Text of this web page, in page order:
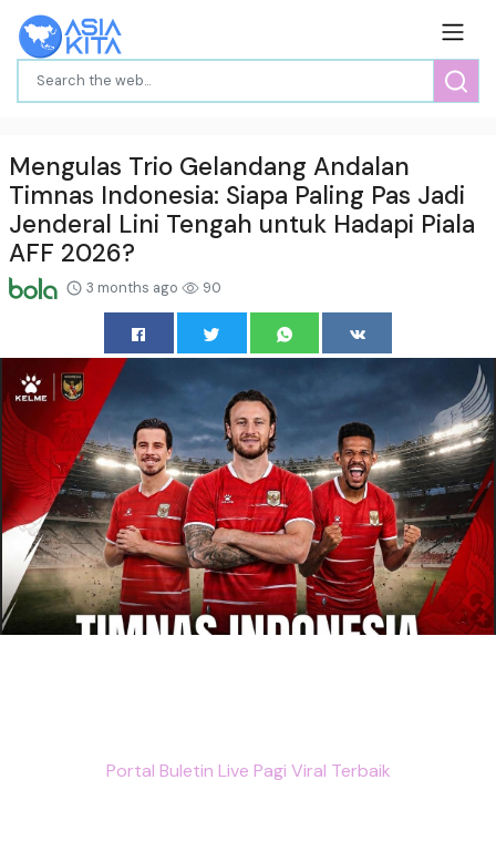
Mengulas Trio Gelandang Andalan
Timnas Indonesia: Siapa Paling Pas Jadi
Jenderal Lini Tengah untuk Hadapi Piala
AFF 2026?
3 months ago 90
Portal Buletin Live Pagi Viral Terbaik